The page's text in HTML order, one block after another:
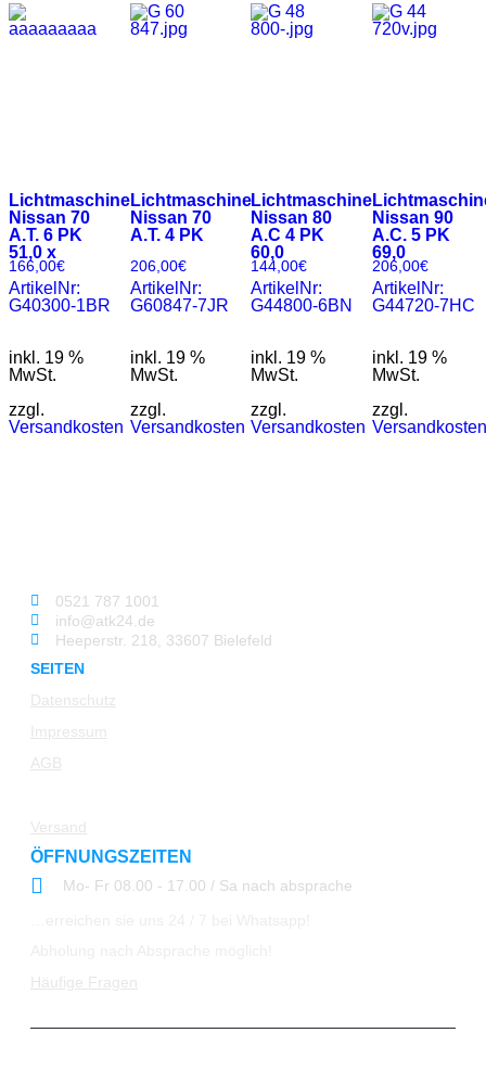
Lichtmaschine
Nissan 70
A.T. 6 PK
51,0 x
166,00€
ArtikelNr:
G40300-1BR
inkl. 19 %
MwSt.
zzgl.
Versandkosten
Lichtmaschine
Nissan 70
A.T. 4 PK
206,00€
ArtikelNr:
G60847-7JR
inkl. 19 %
MwSt.
zzgl.
Versandkosten
Lichtmaschine
Nissan 80
A.C 4 PK
60,0
144,00€
ArtikelNr:
G44800-6BN
inkl. 19 %
MwSt.
zzgl.
Versandkosten
Nissan 90
A.C. 5 PK
69,0
206,00€
ArtikelNr:
G44720-7HC
inkl. 19 %
MwSt.
zzgl.
Versandkosten
0521 787 1001
info@atk24.de
Heeperstr. 218, 33607 Bielefeld
SEITEN
Datenschutz
Impressum
AGB
Versand
ÖFFNUNGSZEITEN
Mo- Fr 08.00 - 17.00 / Sa nach absprache
Häufige Fragen